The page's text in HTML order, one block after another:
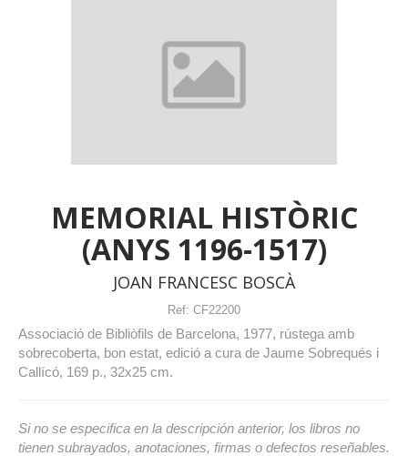
MEMORIAL HISTÒRIC
(ANYS 1196-1517)
JOAN FRANCESC BOSCÀ
Ref: CF22200
Associació de Bibliòfils de Barcelona, 1977, rústega amb
sobrecoberta, bon estat, edició a cura de Jaume Sobrequés i
Callícó, 169 p., 32x25 cm.
Si no se especifica en la descripción anterior, los libros no
tienen subrayados, anotaciones, firmas o defectos reseñables.